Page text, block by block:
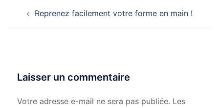
d’articleReprenez facilement votre forme en main !
Laisser un commentaire
Votre adresse e-mail ne sera pas publiée. Les